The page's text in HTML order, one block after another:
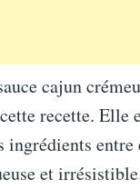
cajun
recette. Elle
ingrédients entre
et